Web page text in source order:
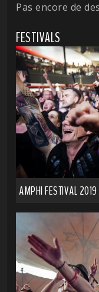
Pas encore de
FESTIVALS
AMPHI FESTIVAL